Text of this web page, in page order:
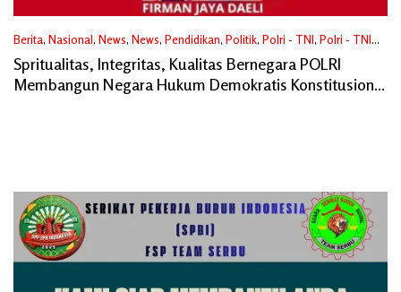
Berita, Nasional, News, News, Pendidikan, Politik, Polri - TNI, Polri - TNI
Juni 19, 2025
Spritualitas, Integritas, Kualitas Bernegara POLRI
Membangun Negara Hukum Demokratis Konstitusional